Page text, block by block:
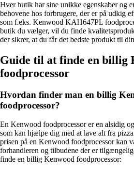
Hver butik har sine unikke egenskaber og
behovene hos forbrugere, der er på udkig
som f.eks. Kenwood KAH647PL
butik du vælger, vil du finde
der sikrer, at du får det bedste produkt til
Guide til at finde en billig
foodprocessor
Hvordan finder man en billig
foodprocessor?
En Kenwood foodprocessor er en alsidig
som kan hjælpe dig med at lave alt fra
prisen på en Kenwood foodprocessor kan
forhandleren og tilbudene der er
finde en billig Kenwood foodprocessor: